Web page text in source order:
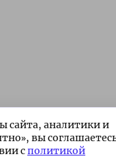
сайта, аналитики и
вы
сполитикой